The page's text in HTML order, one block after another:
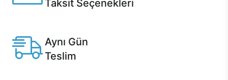
Taksit Seçenekleri
Aynı Gün
Teslim